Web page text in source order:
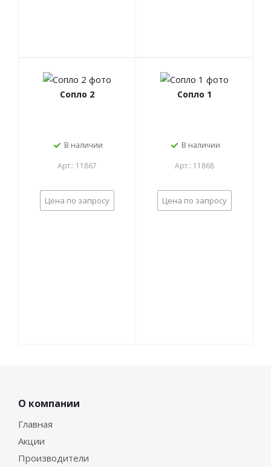
Сопло 2
В наличии
Арт.: 11867
Цена по запросу
Сопло 1
В наличии
Арт.: 11868
Цена по запросу
О компании
Главная
Акции
Производители